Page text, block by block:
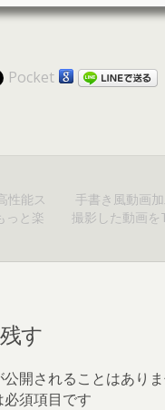
のんびりとしたスパクロライフを送っています
Pocket
性能ス
っと楽
手書き風動画
撮影した動画
す
開されることはありま
須項目です